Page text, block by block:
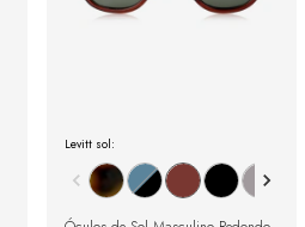
Levitt sol: